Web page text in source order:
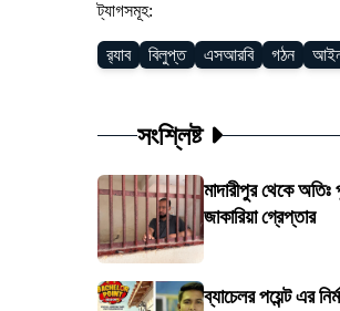
ট্যাগসমূহ:
র‍্যাব বিলুপ্ত এসআরবি গঠন
সংশ্লিষ্ট
মাদারীপুর থেকে অতিঃ
জাকারিয়া গ্রেপ্তার
ব্যাচেলর পয়েন্ট এর